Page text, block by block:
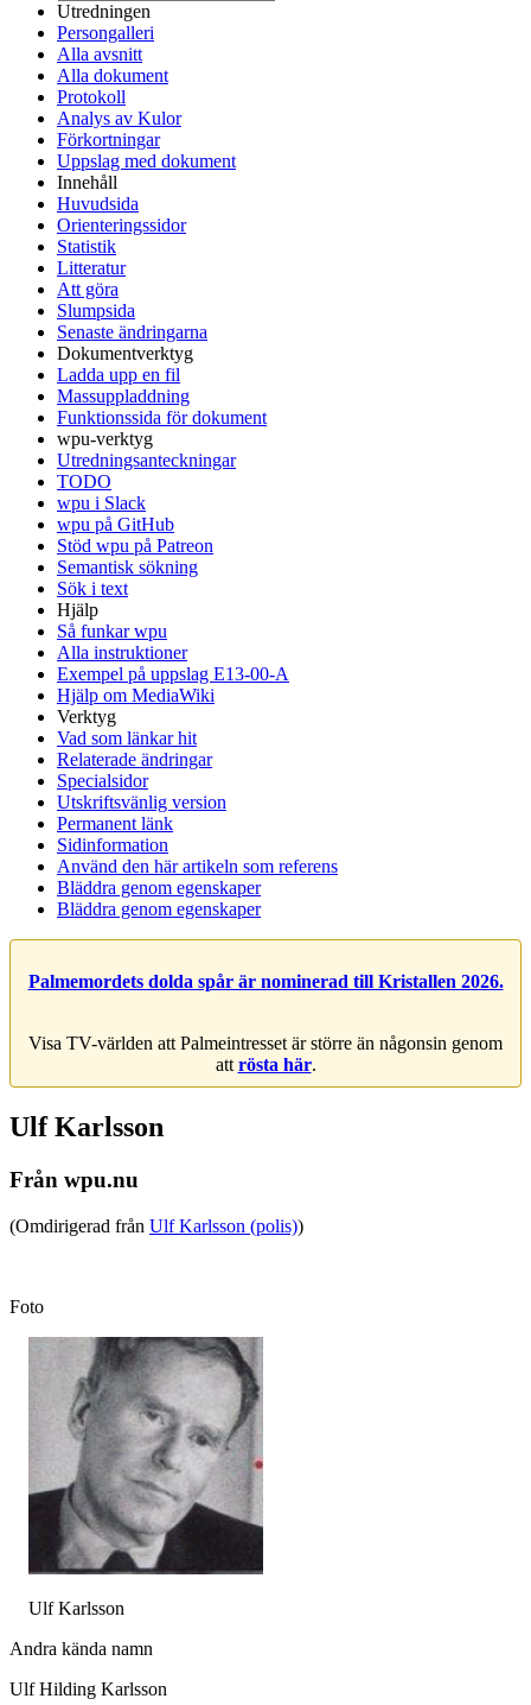
Utredningen
Persongalleri
Alla avsnitt
Alla dokument
Protokoll
Analys av Kulor
Förkortningar
Uppslag med dokument
Innehåll
Huvudsida
Orienteringssidor
Statistik
Litteratur
Att göra
Slumpsida
Senaste ändringarna
Dokumentverktyg
Ladda upp en fil
Massuppladdning
Funktionssida för dokument
wpu-verktyg
Utredningsanteckningar
TODO
wpu i Slack
wpu på GitHub
Stöd wpu på Patreon
Semantisk sökning
Sök i text
Hjälp
Så funkar wpu
Alla instruktioner
Exempel på uppslag E13-00-A
Hjälp om MediaWiki
Verktyg
Vad som länkar hit
Relaterade ändringar
Specialsidor
Utskriftsvänlig version
Permanent länk
Sidinformation
Använd den här artikeln som referens
Bläddra genom egenskaper
Bläddra genom egenskaper
Palmemordets dolda spår är nominerad till Kristallen 2026.
Visa TV-världen att Palmeintresset är större än någonsin genom
att rösta här.
Ulf Karlsson
Från wpu.nu
(Omdirigerad från Ulf Karlsson (polis))
Foto
Ulf Karlsson
Andra kända namn
Ulf Hilding Karlsson